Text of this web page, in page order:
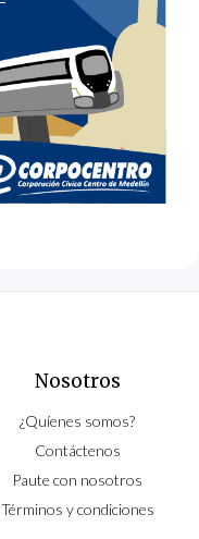
Nosotros
¿Quíenes somos?
Contáctenos
Paute con nosotros
Términos y condiciones